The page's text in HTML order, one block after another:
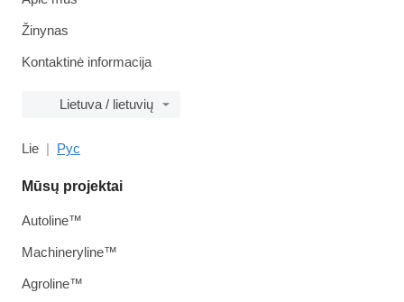
Žinynas
Kontaktinė informacija
Lietuva / lietuvių
Lie Рус
Mūsų projektai
Autoline™
Machineryline™
Agroline™